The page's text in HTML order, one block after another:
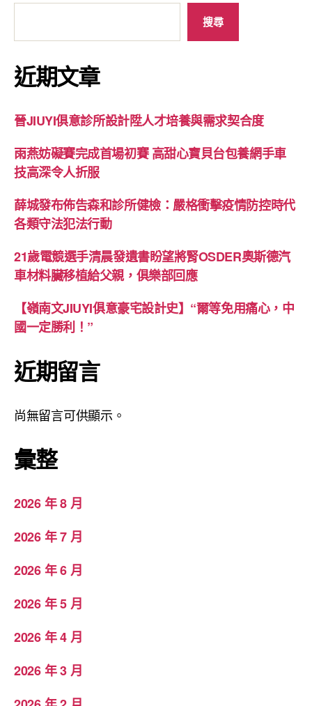
搜尋
近期文章
晉JIUYI俱意診所設計陞人才培養與需求契合度
雨燕妨礙賽完成首場初賽 高甜心寶貝台包養網手車
技高深令人折服
薛城發布佈告森和診所健檢：嚴格衝擊疫情防控時代
各類守法犯法行動
21歲電競選手清晨發遺書盼望將腎OSDER奧斯德汽
車材料臟移植給父親，俱樂部回應
【嶺南文JIUYI俱意豪宅設計史】“爾等免用痛心，中
國一定勝利！”
近期留言
尚無留言可供顯示。
彙整
2026 年 8 月
2026 年 7 月
2026 年 6 月
2026 年 5 月
2026 年 4 月
2026 年 3 月